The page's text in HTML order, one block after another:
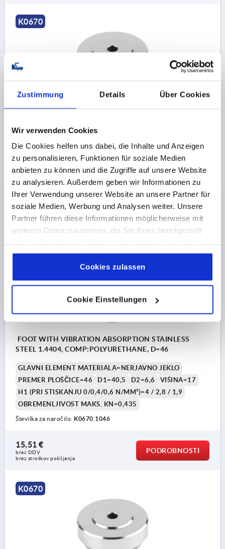
Zustimmung Details Über Cookies
Wir verwenden Cookies
Die Cookies helfen uns dabei, die Inhalte und Anzeigen
zu personalisieren, Funktionen für soziale Medien
anbieten zu können und die Zugriffe auf unsere Website
zu analysieren. Außerdem geben wir Informationen zu
Ihrer Verwendung unserer Website an unsere Partner für
soziale Medien, Werbung und Analysen weiter. Unsere
Partner führen diese Informationen möglicherweise mit
weiteren Daten zusammen, die Sie ihnen bereitgestellt
gesammelt haben.Cookie Richtlinien
Datenschutz|AGB
Cookies zulassen
Cookie Einstellungen
K0670
GLAVNI ELEMENT MATERIALA=NERJAVNO JEKLO
PREMER PLOŠČICE=36
D1=30,5 D2=5,5
VIŠINA=15
H1 (PRI STISKANJU 0/0,4/0,6 N/MM²)=4 / 2,8 / 1,9
OBREMENLJIVOST MAKS. KN=0,212
Številka za naročilo:K0670.1036
9,34 €
brez DDV
PODROBNOSTI
K0670
FOOT WITH VIBRATION ABSORPTION STAINLESS
STEEL 1.4404, COMP:POLYURETHANE, D=46
GLAVNI ELEMENT MATERIALA=NERJAVNO JEKLO
PREMER PLOŠČICE=46
D1=40,5 D2=6,6
VIŠINA=17
H1 (PRI STISKANJU 0/0,4/0,6 N/MM²)=4 / 2,8 / 1,9
OBREMENLJIVOST MAKS. KN=0,435
Številka za naročilo: K0670.1046
15,51 €
brez DDV
brez stroškov pošiljanja
PODROBNOSTI
K0670